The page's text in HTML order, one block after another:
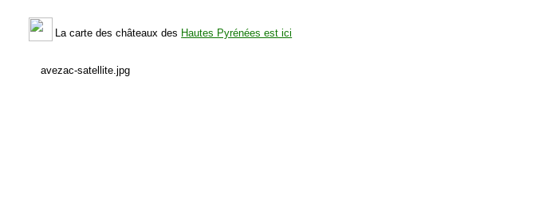
La carte des châteaux des Hautes Pyrénées est ici